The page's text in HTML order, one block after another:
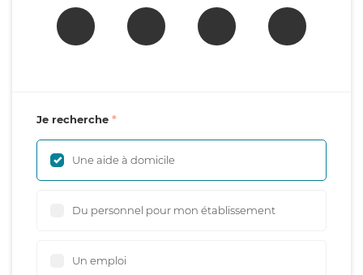
Je recherche
Une aide à domicile
Du personnel pour mon établissement
Un emploi